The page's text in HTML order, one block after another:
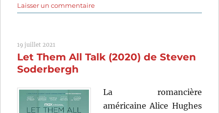
Laisser un commentairesur
The
Steven
19 juillet 2021
Let Them All Talk (2020) de Steven
Soderbergh
La romancière
américaine Alice Hughes